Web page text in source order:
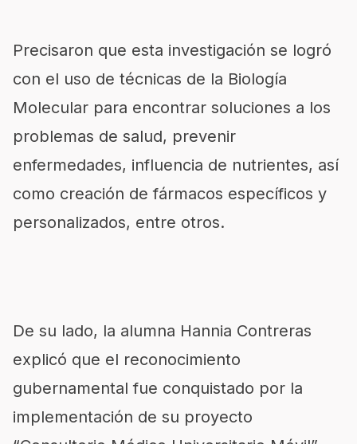
Precisaron que esta investigación se logró
con el uso de técnicas de la Biología
Molecular para encontrar soluciones a los
problemas de salud, prevenir
enfermedades, influencia de nutrientes, así
como creación de fármacos específicos y
personalizados, entre otros.
De su lado, la alumna Hannia Contreras
explicó que el reconocimiento
gubernamental fue conquistado por la
implementación de su proyecto